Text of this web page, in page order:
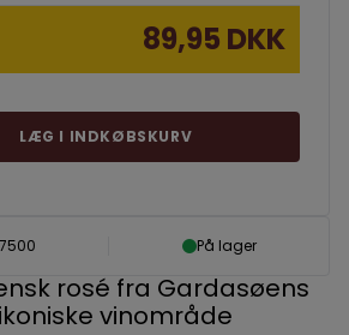
På lager
rosé fra Gardasøens
vinområde
89,95 DKK
LÆG I INDKØBSKURV